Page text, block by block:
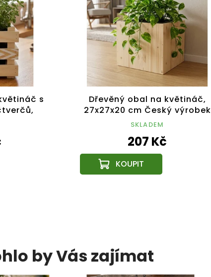
s
květináč
Dřevěný obal na květináč,
27x27x20 cm Český výrobek
SKLADEM
207 Kč
by Vás zajímat